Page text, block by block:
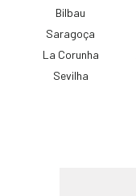
Bilbau
Saragoça
La Corunha
Sevilha